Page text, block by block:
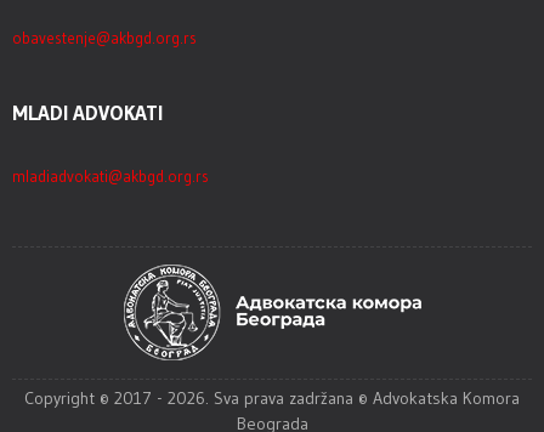
obavestenje@akbgd.org.rs
MLADI ADVOKATI
mladiadvokati@akbgd.org.rs
Copyright © 2017 - 2026. Sva prava zadržana © Advokatska Komora
Beograda